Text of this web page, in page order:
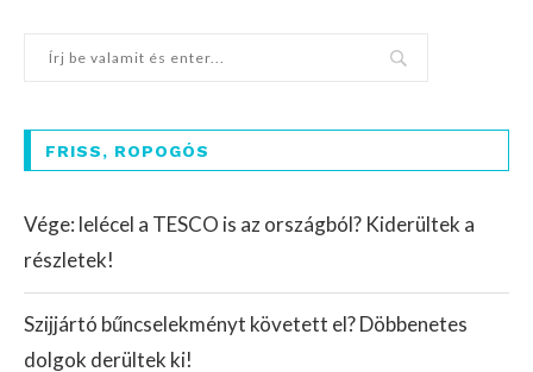
FRISS, ROPOGÓS
Vége: lelécel a TESCO is az országból? Kiderültek a
részletek!
Szijjártó bűncselekményt követett el? Döbbenetes
dolgok derültek ki!